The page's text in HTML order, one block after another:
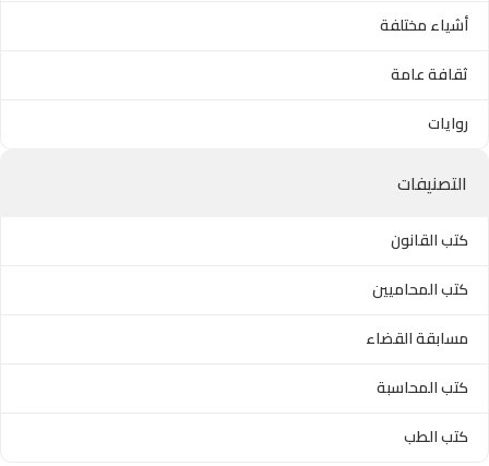
أشياء مختلفة
ثقافة عامة
روايات
التصنيفات
كتب القانون
كتب المحاميين
مسابقة القضاء
كتب المحاسبة
كتب الطب